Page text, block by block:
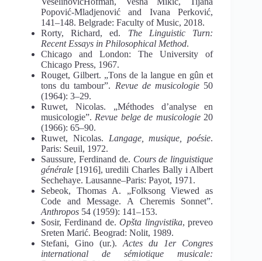
Popović-Mladjenović and Ivana Perković,
141–148. Belgrade: Faculty of Music, 2018.
Rorty, Richard, ed. The Linguistic Turn:
Recent Essays in Philosophical Method.
Chicago and London: The University of
Chicago Press, 1967.
Rouget, Gilbert. „Tons de la langue en gûn et
tons du tambour”. Revue de musicologie 50
(1964): 3–29.
Ruwet, Nicolas. „Méthodes d’analyse en
musicologie”. Revue belge de musicologie20
(1966): 65–90.
Ruwet, Nicolas. Langage, musique, poésie.
Paris: Seuil, 1972.
Saussure, Ferdinand de. Cours de linguistique
générale [1916], uredili Charles Bally i Albert
Sechehaye. Lausanne–Paris: Payot, 1971.
Sebeok, Thomas A. „Folksong Viewed as
Code and Message. A Cheremis Sonnet”.
Anthropos 54 (1959): 141–153.
Sosir, Ferdinand de.Opšta lingvistika, preveo
Sreten Marić. Beograd: Nolit, 1989.
Stefani, Gino (ur.).Actes du 1er Congres
international de sémiotique musicale: